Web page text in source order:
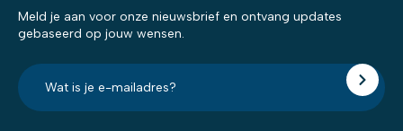
Meld je aan voor onze nieuwsbrief en ontvang updates
gebaseerd op jouw wensen.
E-
mailadres?
*